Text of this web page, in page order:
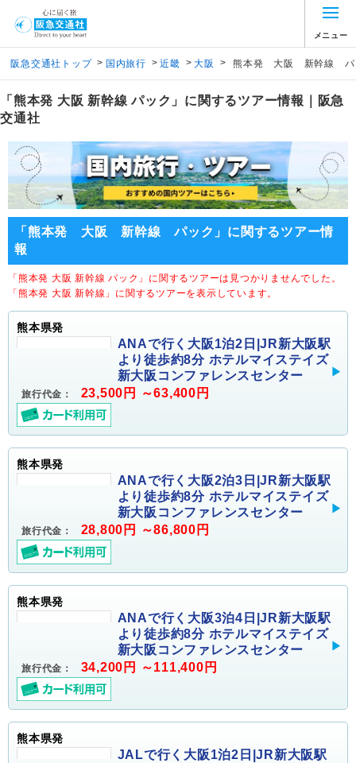
メニュー
阪急交通社トップ > 国内旅行 > 近畿 > 大阪 > 熊本発 大阪 新幹線 パ
「熊本発 大阪 新幹線 パック」に関するツアー情報｜阪急
交通社
「熊本発 大阪 新幹線 パック」に関するツアー情
報
「熊本発 大阪 新幹線 パック」に関するツアーは見つかりませんでした。
「熊本発 大阪 新幹線」に関するツアーを表示しています。
熊本県発
ANAで行く大阪1泊2日|JR新大阪駅
より徒歩約8分 ホテルマイステイズ
新大阪コンファレンスセンター
旅行代金： 23,500円 ～63,400円
熊本県発
ANAで行く大阪2泊3日|JR新大阪駅
より徒歩約8分 ホテルマイステイズ
新大阪コンファレンスセンター
旅行代金： 28,800円 ～86,800円
熊本県発
ANAで行く大阪3泊4日|JR新大阪駅
より徒歩約8分 ホテルマイステイズ
新大阪コンファレンスセンター
旅行代金： 34,200円 ～111,400円
熊本県発
JALで行く大阪1泊2日|JR新大阪駅